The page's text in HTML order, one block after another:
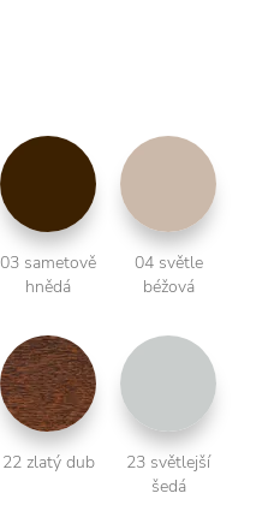
03 sametově
hnědá
04 světle
béžová
22 zlatý dub
23 světlejší
šedá